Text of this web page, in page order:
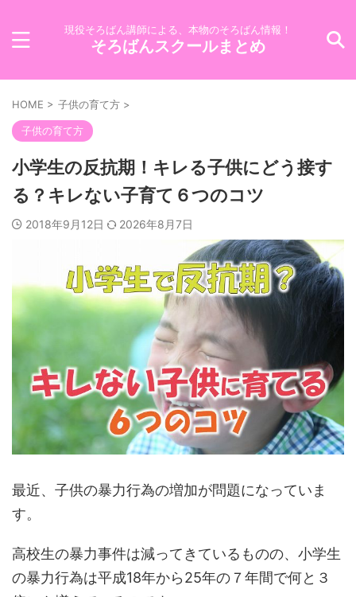
現役そろばん講師による、本物のそろばん情報！
そろばんスクールまとめ
HOME > 子供の育て方 >
子供の育て方
小学生の反抗期！キレる子供にどう接す
る？キレない子育て６つのコツ
2018年9月12日 2026年8月7日
最近、子供の暴力行為の増加が問題になっていま
す。
高校生の暴力事件は減ってきているものの、小学生
の暴力行為は平成18年から25年の７年間で何と３